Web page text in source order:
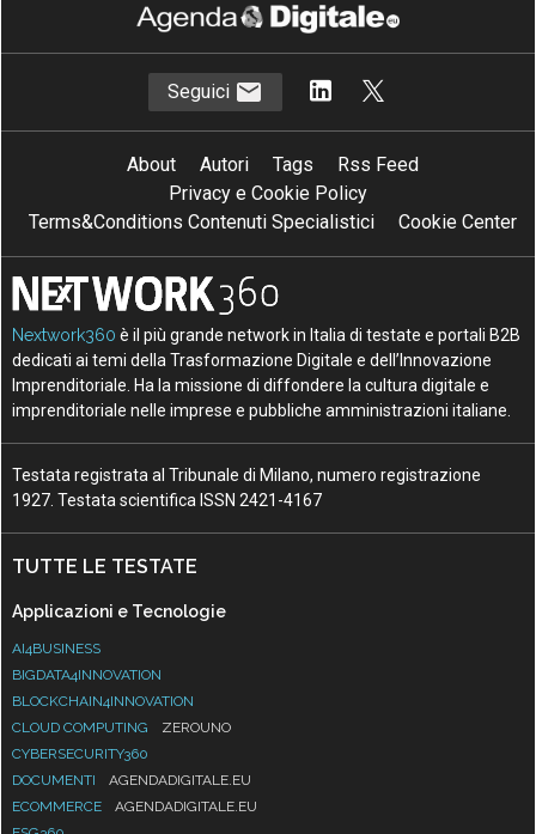
Seguici
About Autori Tags
Rss Feed
Privacy e Cookie Policy
Terms&Conditions Contenuti Specialistici
Cookie Center
Nextwork360 è il più grande network in Italia di testate e portali B2B
dedicati ai temi della Trasformazione Digitale e dell’Innovazione
Imprenditoriale. Ha la missione di diffondere la cultura digitale e
imprenditoriale nelle imprese e pubbliche amministrazioni italiane.
Testata registrata al Tribunale di Milano, numero registrazione
1927. Testata scientifica ISSN 2421-4167
TUTTE LE TESTATE
Applicazioni e Tecnologie
AI4BUSINESS
BIGDATA4INNOVATION
BLOCKCHAIN4INNOVATION
CLOUD COMPUTING
ZEROUNO
CYBERSECURITY360
DOCUMENTI
AGENDADIGITALE.EU
ECOMMERCE
AGENDADIGITALE.EU